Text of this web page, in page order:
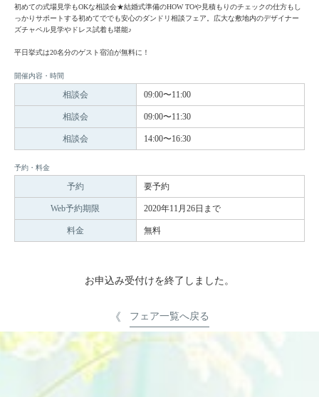
初めての式場見学もOKな相談会★結婚式準備のHOW TOや見積もりのチェックの仕方もし
っかりサポートする初めてででも安心のダンドリ相談フェア。広大な敷地内のデザイナー
ズチャペル見学やドレス試着も堪能♪
平日挙式は20名分のゲスト宿泊が無料に！
開催内容・時間
相談会 09:00〜11:00
相談会 09:00〜11:30
相談会 14:00〜16:30
予約・料金
予約 要予約
Web予約期限 2020年11月26日まで
料金 無料
お申込み受付けを終了しました。
フェア一覧へ戻る